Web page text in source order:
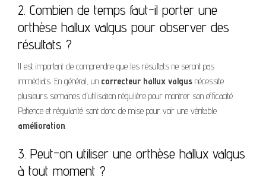
2. Combien de temps faut-il porter une
orthèse hallux valgus pour observer des
résultats ?
Il est important de comprendre que les résultats ne seront pas
immédiats. En général, un correcteur hallux valgus nécessite
plusieurs semaines d’utilisation régulière pour montrer son efficacité.
Patience et régularité sont donc de mise pour voir une véritable
amélioration.
3. Peut-on utiliser une orthèse hallux valgus
à tout moment ?